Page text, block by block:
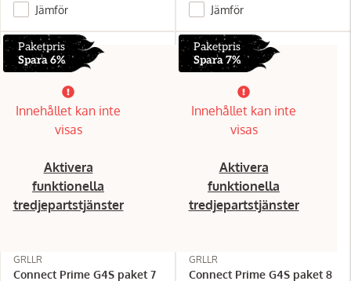
Jämför Jämför
Paketpris
Spara 6%
Innehållet kan inte
visas
Aktivera
funktionella
tredjepartstjänster
GRLLR
Connect Prime G4S paket 7
Paketpris
Spara 7%
Innehållet kan inte
visas
Aktivera
funktionella
tredjepartstjänster
GRLLR
Connect Prime G4S paket 8